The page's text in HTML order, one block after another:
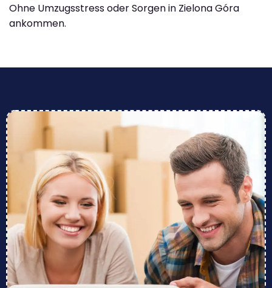
Ohne Umzugsstress oder Sorgen in Zielona Góra
ankommen.